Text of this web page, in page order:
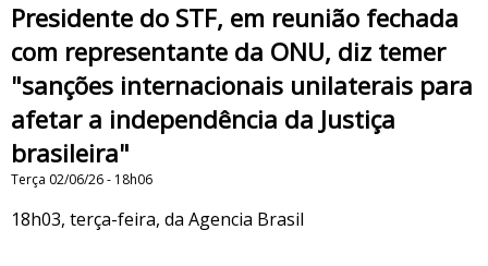
Presidente do STF, em reunião fechada
com representante da ONU, diz temer
"sanções internacionais unilaterais para
afetar a independência da Justiça
brasileira"
Terça 02/06/26 - 18h06
18h03, terça-feira, da Agencia Brasil